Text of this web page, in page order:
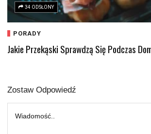
34 ODSŁONY
PORADY
Jakie Przekąski Sprawdzą Się Podczas
Zostaw Odpowiedź